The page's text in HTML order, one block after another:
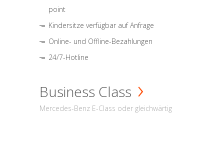
point
Kindersitze verfügbar auf Anfrage
Online- und Offline-Bezahlungen
24/7-Hotline
Business Class
Mercedes-Benz E-Class oder gleichwärtig